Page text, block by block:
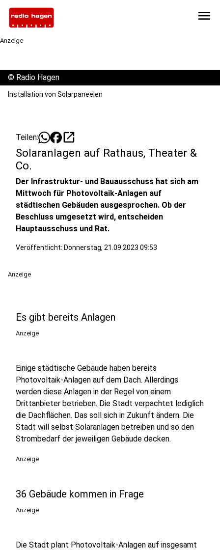
menu
Anzeige
© Radio Hagen
Installation von Solarpaneelen
Teilen: open_in_new
Solaranlagen auf Rathaus, Theater &
Co.
Der Infrastruktur- und Bauausschuss hat sich am
Mittwoch für Photovoltaik-Anlagen auf
städtischen Gebäuden ausgesprochen. Ob der
Beschluss umgesetzt wird, entscheiden
Hauptausschuss und Rat.
Veröffentlicht: Donnerstag, 21.09.2023 09:53
Anzeige
Es gibt bereits Anlagen
Anzeige
Einige städtische Gebäude haben bereits
Photovoltaik-Anlagen auf dem Dach. Allerdings
werden diese Anlagen in der Regel von einem
Drittanbieter betrieben. Die Stadt verpachtet lediglich
die Dachflächen. Das soll sich in Zukunft ändern. Die
Stadt will selbst Solaranlagen betreiben und so den
Strombedarf der jeweiligen Gebäude decken.
Anzeige
36 Gebäude kommen in Frage
Anzeige
Die Stadt plant Photovoltaik-Anlagen auf insgesamt